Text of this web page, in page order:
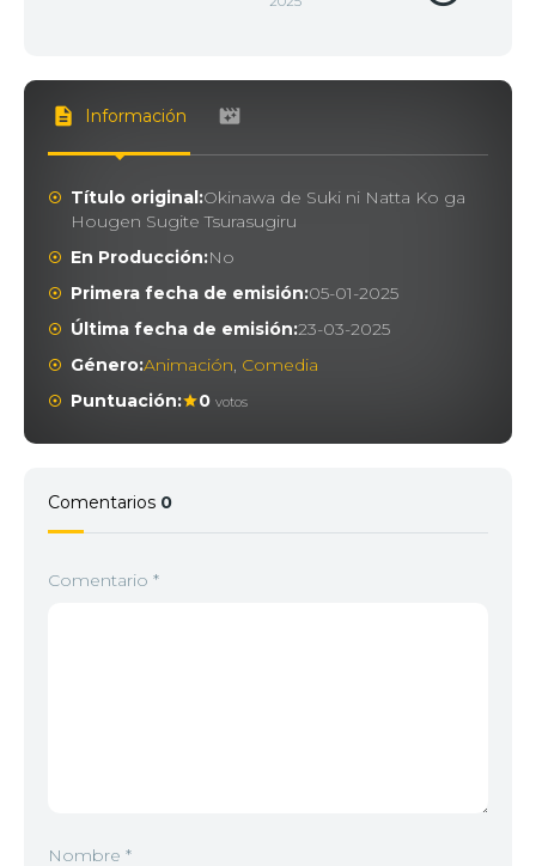
Información
Título original:Okinawa de Suki ni Natta Ko ga
Hougen Sugite Tsurasugiru
En Producción:No
Primera fecha de emisión:05-01-2025
Última fecha de emisión:23-03-2025
Género:Animación, Comedia
Puntuación:
0 votos
Comentarios 0
Comentario *
Nombre *